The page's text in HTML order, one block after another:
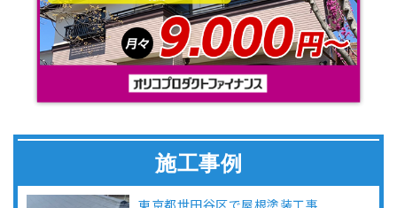
施工事例
東京都世田谷区で屋根塗装工事